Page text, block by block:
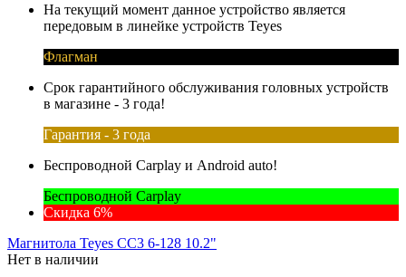
На текущий момент данное устройство является
передовым в линейке устройств Teyes
Флагман
Срок гарантийного обслуживания головных устройств
в магазине - 3 года!
Гарантия - 3 года
Беспроводной Carplay и Android auto!
Беспроводной Carplay
Скидка 6%
Магнитола Teyes CC3 6-128 10.2"
Нет в наличии